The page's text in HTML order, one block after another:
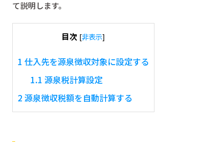
て説明します。
目次 [非表示]
1 仕入先を源泉徴収対象に設定する
1.1 源泉税計算設定
2 源泉徴収税額を自動計算する